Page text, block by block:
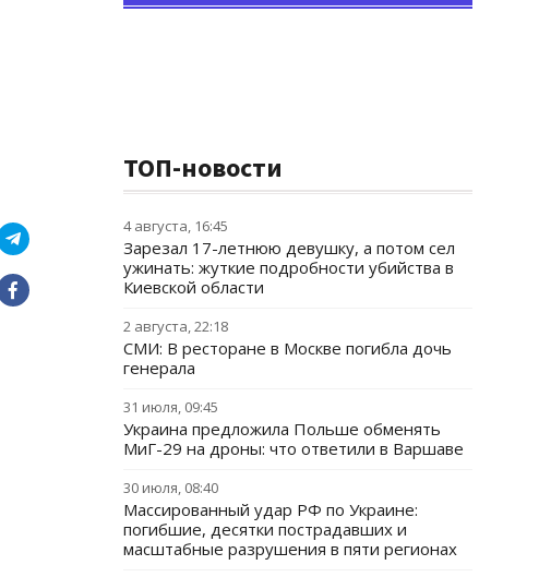
ТОП-новости
4 августа, 16:45
Зарезал 17-летнюю девушку, а потом сел
ужинать: жуткие подробности убийства в
Киевской области
2 августа, 22:18
СМИ: В ресторане в Москве погибла дочь
генерала
31 июля, 09:45
Украина предложила Польше обменять
МиГ-29 на дроны: что ответили в Варшаве
30 июля, 08:40
Массированный удар РФ по Украине:
погибшие, десятки пострадавших и
масштабные разрушения в пяти регионах